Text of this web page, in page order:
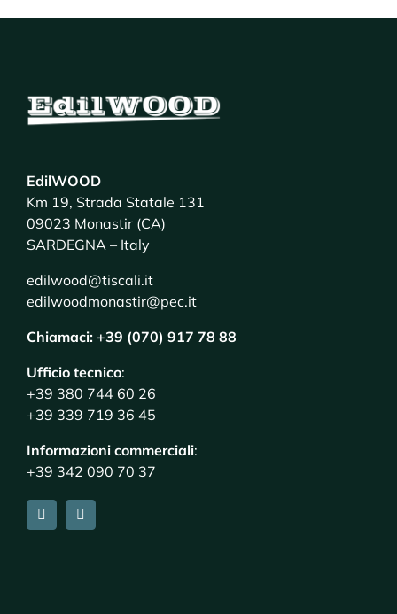
EdilWOOD
Km 19, Strada Statale 131
09023 Monastir (CA)
SARDEGNA – Italy
edilwood@tiscali.it
edilwoodmonastir@pec.it
Chiamaci: +39 (070) 917 78 88
Ufficio tecnico:
+39 380 744 60 26
+39 339 719 36 45
Informazioni commerciali:
+39 342 090 70 37